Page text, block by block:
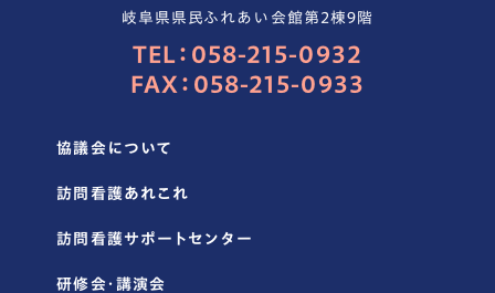
岐阜県県民ふれあい会館第２棟９階
TEL：058-215-0932
FAX：058-215-0933
協議会について
訪問看護あれこれ
訪問看護サポートセンター
研修会・講演会